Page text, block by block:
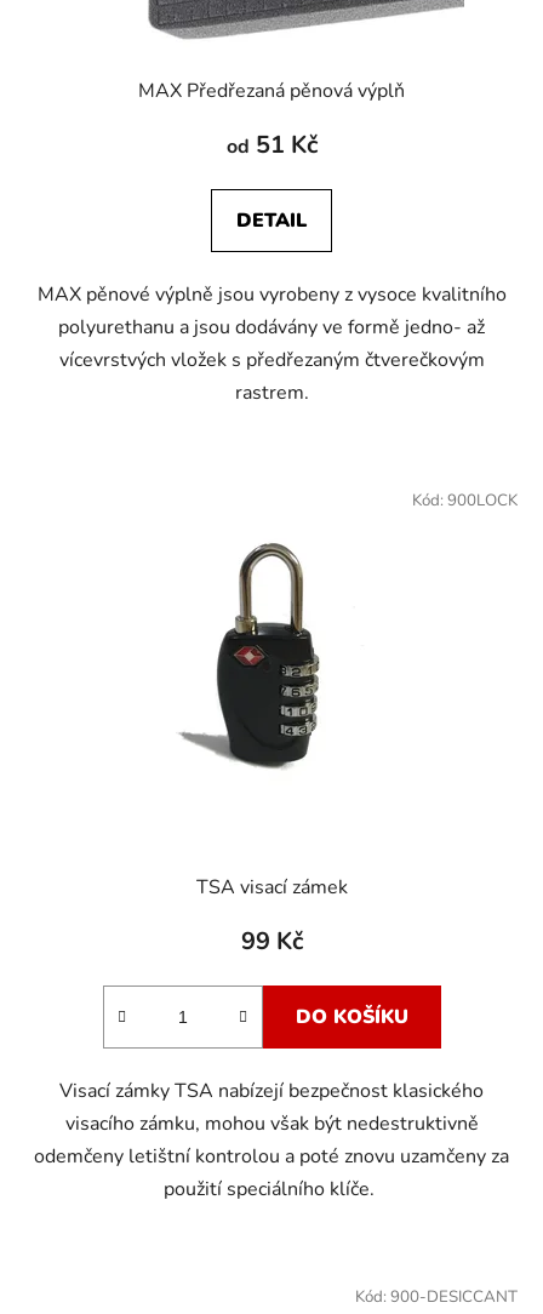
MAX Předřezaná pěnová výplň
od 51 Kč
DETAIL
MAX pěnové výplně jsou vyrobeny z vysoce kvalitního
polyurethanu a jsou dodávány ve formě jedno- až
vícevrstvých vložek s předřezaným čtverečkovým
rastrem.
TSA visací zámek
99 Kč
DO KOŠÍKU
Visací zámky TSA nabízejí bezpečnost klasického
visacího zámku, mohou však být nedestruktivně
odemčeny letištní kontrolou a poté znovu uzamčeny za
použití speciálního klíče.
Kód: 900LOCK
Kód: 900-DESICCANT